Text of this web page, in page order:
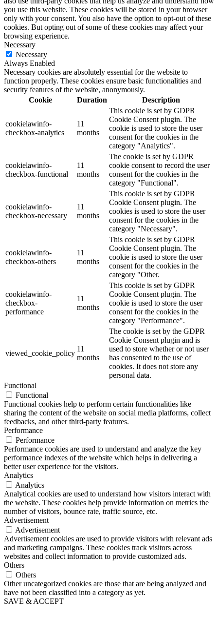
you use this website. These cookies will be stored in your browser
only with your consent. You also have the option to opt-out of these
cookies. But opting out of some of these cookies may affect your
browsing experience.
Necessary
Necessary
Always Enabled
Necessary cookies are absolutely essential for the website to
function properly. These cookies ensure basic functionalities and
security features of the website, anonymously.
Cookie
Duration Description
cookielawinfo-
checkbox-analytics
11
months
This cookie is set by GDPR
Cookie Consent plugin. The
cookie is used to store the user
consent for the cookies in the
category "Analytics".
cookielawinfo-
checkbox-functional
11
months
The cookie is set by GDPR
cookie consent to record the user
consent for the cookies in the
category "Functional".
cookielawinfo-
checkbox-necessary
11
months
This cookie is set by GDPR
Cookie Consent plugin. The
cookies is used to store the user
consent for the cookies in the
category "Necessary".
cookielawinfo-
checkbox-others
11
months
This cookie is set by GDPR
Cookie Consent plugin. The
cookie is used to store the user
consent for the cookies in the
category "Other.
cookielawinfo-
checkbox-
performance
11
months
This cookie is set by GDPR
Cookie Consent plugin. The
cookie is used to store the user
consent for the cookies in the
category "Performance".
viewed_cookie_policy
11
months
The cookie is set by the GDPR
Cookie Consent plugin and is
used to store whether or not user
has consented to the use of
cookies. It does not store any
personal data.
Functional
Functional
Functional cookies help to perform certain functionalities like
sharing the content of the website on social media platforms, collect
feedbacks, and other third-party features.
Performance
Performance
Performance cookies are used to understand and analyze the key
performance indexes of the website which helps in delivering a
better user experience for the visitors.
Analytics
Analytics
Analytical cookies are used to understand how visitors interact with
the website. These cookies help provide information on metrics the
number of visitors, bounce rate, traffic source, etc.
Advertisement
Advertisement
Advertisement cookies are used to provide visitors with relevant ads
and marketing campaigns. These cookies track visitors across
websites and collect information to provide customized ads.
Others
Others
Other uncategorized cookies are those that are being analyzed and
have not been classified into a category as yet.
SAVE & ACCEPT